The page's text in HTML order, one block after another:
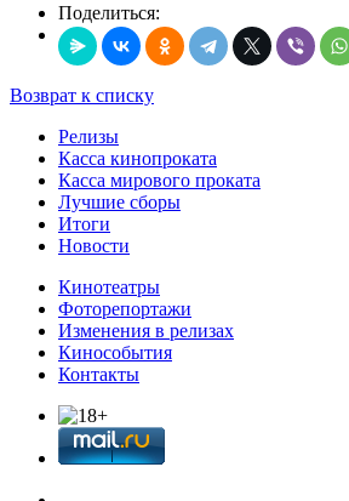
Поделиться:
Возврат к списку
Релизы
Касса кинопроката
Касса мирового проката
Лучшие сборы
Итоги
Новости
Кинотеатры
Фоторепортажи
Изменения в релизах
Кинособытия
Контакты